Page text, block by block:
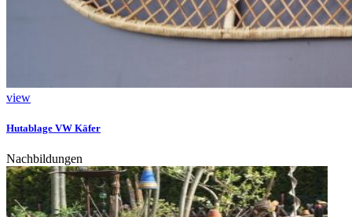
view
Hutablage VW Käfer
Nachbildungen